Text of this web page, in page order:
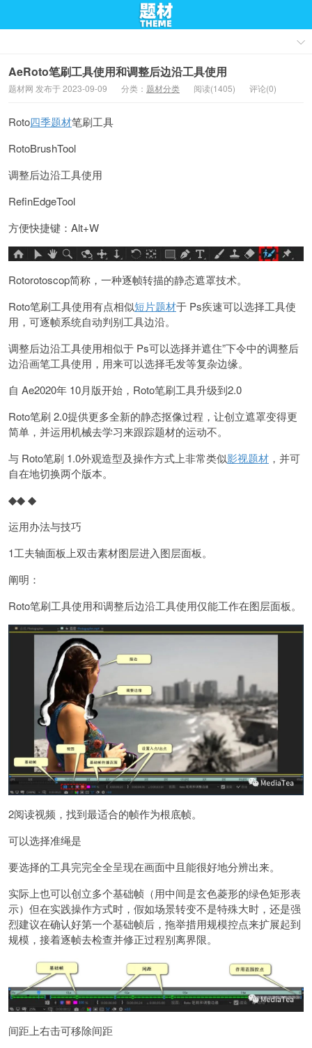
AeRoto笔刷工具使用和调整后边沿工具使用
题材网 发布于 2023-09-09 分类： 题材分类 阅读(1405) 评论(0)
Roto四季题材笔刷工具
RotoBrushTool
调整后边沿工具使用
RefinEdgeTool
方便快捷键：Alt+W
Rotorotoscop简称，一种逐帧转描的静态遮罩技术。
Roto笔刷工具使用有点相似短片题材于 Ps疾速可以选择工具使
用，可逐帧系统自动判别工具边沿。
调整后边沿工具使用相似于 Ps可以选择并遮住”下令中的调整后
边沿画笔工具使用，用来可以选择毛发等复杂边缘。
自 Ae2020年 10月版开始，Roto笔刷工具升级到2.0
Roto笔刷 2.0提供更多全新的静态抠像过程，让创立遮罩变得更
简单，并运用机械去学习来跟踪题材的运动不。
与 Roto笔刷 1.0外观造型及操作方式上非常类似影视题材 ，并可
自在地切换两个版本。
◆◆ ◆
运用办法与技巧
1工夫轴面板上双击素材图层进入图层面板。
阐明：
Roto笔刷工具使用和调整后边沿工具使用仅能工作在图层面板。
2阅读视频，找到最适合的帧作为根底帧。
可以选择准绳是
要选择的工具完完全全呈现在画面中且能很好地分辨出来。
实际上也可以创立多个基础帧（用中间是玄色菱形的绿色矩形表
示）但在实践操作方式时，假如场景转变不是特殊大时，还是强
烈建议在确认好第一个基础帧后，拖举措用规模控点来扩展起到
规模，接着逐帧去检查并修正过程别离界限。
间距上右击可移除间距